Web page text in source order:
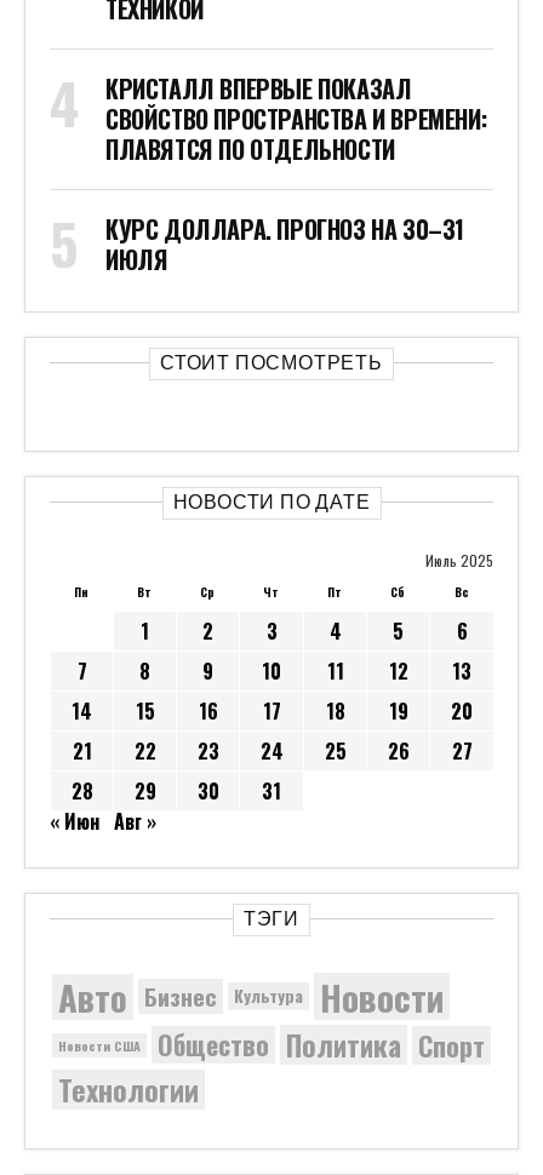
ТЕХНИКОЙ
КРИСТАЛЛ ВПЕРВЫЕ ПОКАЗАЛ
СВОЙСТВО ПРОСТРАНСТВА И ВРЕМЕНИ:
ПЛАВЯТСЯ ПО ОТДЕЛЬНОСТИ
КУРС ДОЛЛАРА. ПРОГНОЗ НА 30–31
ИЮЛЯ
СТОИТ ПОСМОТРЕТЬ
НОВОСТИ ПО ДАТЕ
Июль 2025
Пн Вт Ср Чт Пт Сб Вс
1 2 3 4 5
6
7
8 9 10 11 12
13
14
15 16 17 18 19
20
21
22 23 24 25 26
27
28
29 30
31
« Июн Авг »
ТЭГИ
Авто Бизнес Культура Новости
Новости США Общество Политика Спорт
Технологии